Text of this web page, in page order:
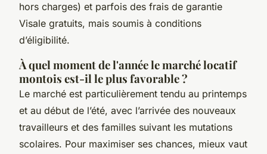
hors charges) et parfois des frais de garantie
Visale gratuits, mais soumis à conditions
d’éligibilité.
À quel moment de l'année le marché locatif
montois est-il le plus favorable ?
Le marché est particulièrement tendu au printemps
et au début de l’été, avec l’arrivée des nouveaux
travailleurs et des familles suivant les mutations
scolaires. Pour maximiser ses chances, mieux vaut